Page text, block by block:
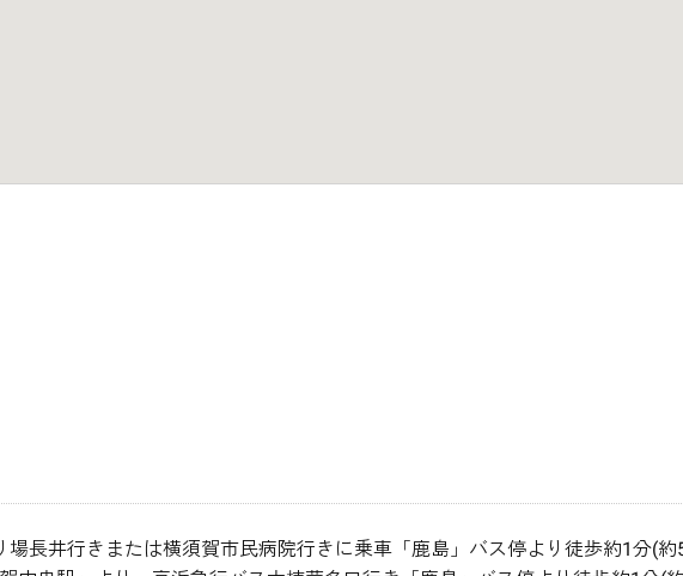
長井行きまたは横須賀市民病院行きに乗車「鹿島」バス停より徒歩約1分(約